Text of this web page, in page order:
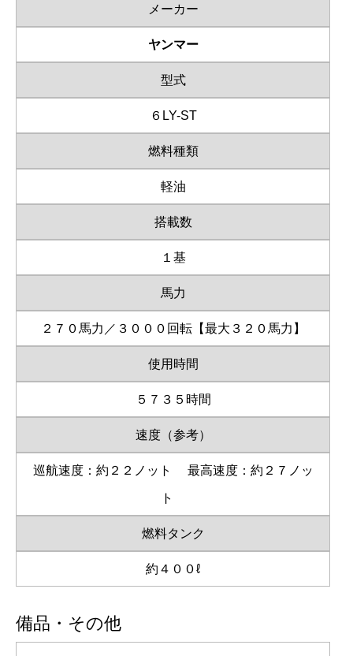
メーカー
ヤンマー
型式
６LY-ST
燃料種類
軽油
搭載数
１基
馬力
２７０馬力／３０００回転【最大３２０馬力】
使用時間
５７３５時間
速度（参考）
巡航速度：約２２ノット 最高速度：約２７ノッ
ト
燃料タンク
約４００ℓ
備品・その他